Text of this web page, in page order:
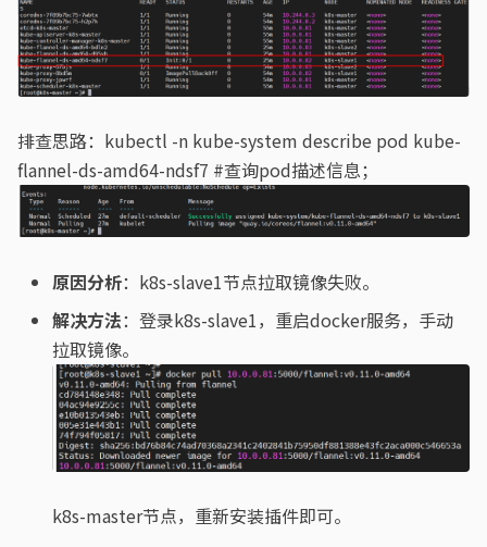
排查思路：kubectl -n kube-system describe pod kube-
flannel-ds-amd64-ndsf7 #查询pod描述信息；
原因分析：k8s-slave1节点拉取镜像失败。
解决方法：登录k8s-slave1，重启docker服务，手动
拉取镜像。
k8s-master节点，重新安装插件即可。